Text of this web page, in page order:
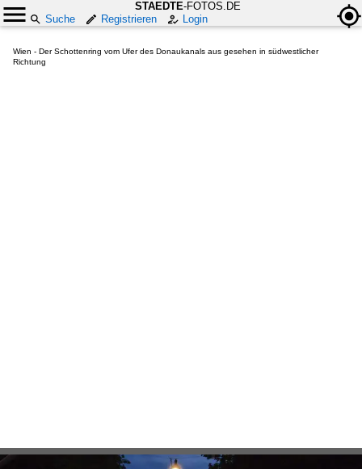
STAEDTE-FOTOS.DE
Suche
Registrieren Login
Wien - Der Schottenring vom Ufer des Donaukanals aus gesehen in südwestlicher
Richtung